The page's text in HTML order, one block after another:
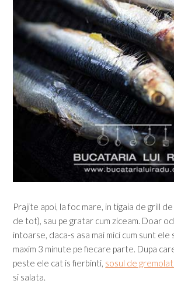
Prajite apoi, la foc mare, in tigaia de grill
de tot), sau pe gratar cum ziceam. Doar
intoarse, daca-s asa mai mici cum sunt ele
maxim 3 minute pe fiecare parte. Dupa
peste ele cat is fierbinti, sosul de
si salata.